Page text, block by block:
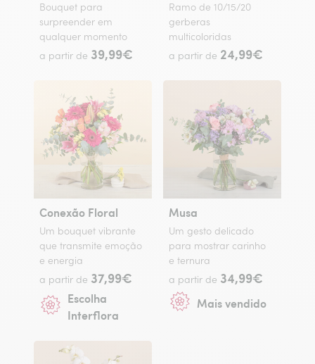
Bouquet para
surpreender em
qualquer momento
a partir de 39,99€
Ramo de 10/15/20
gerberas
multicoloridas
a partir de 24,99€
Conexão Floral
Um bouquet vibrante
que transmite emoção
e energia
a partir de 37,99€
Escolha
Interflora
Musa
Um gesto delicado
para mostrar carinho
e ternura
a partir de 34,99€
Mais vendido